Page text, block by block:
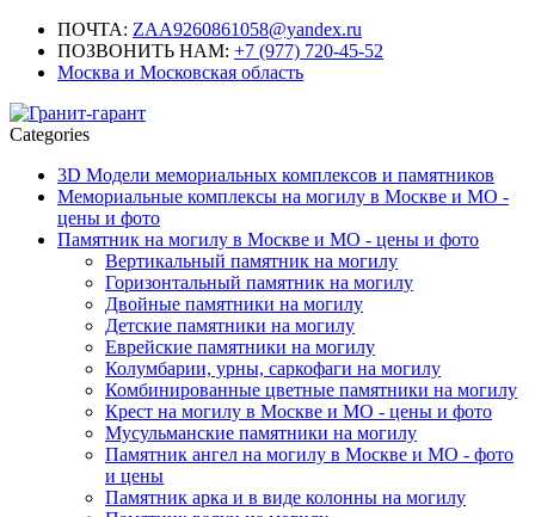
ПОЧТА: ZAA9260861058@yandex.ru
ПОЗВОНИТЬ НАМ: +7 (977) 720-45-52
Москва и Московская область
Categories
3D Модели мемориальных комплексов и памятников
Мемориальные комплексы на могилу в Москве и МО -
цены и фото
Памятник на могилу в Москве и МО - цены и фото
Вертикальный памятник на могилу
Горизонтальный памятник на могилу
Двойные памятники на могилу
Детские памятники на могилу
Еврейские памятники на могилу
Колумбарии, урны, саркофаги на могилу
Комбинированные цветные памятники на могилу
Крест на могилу в Москве и МО - цены и фото
Мусульманские памятники на могилу
Памятник ангел на могилу в Москве и МО - фото
и цены
Памятник арка и в виде колонны на могилу